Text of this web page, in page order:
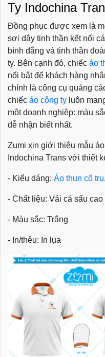
Ty Indochina
Đồng phục được xem là
sợi dây tinh thần kết nối
bình đẳng và tinh thần
ty. Bên cạnh đó, chiếc áo
nổi bật để khách hàng
chính là công cụ quảng
chiếc áo công ty luôn
một doanh nghiệp: màu
dễ nhận biết nhất.
Zumi xin giới thiệu mẫu
Indochina Trans với thiết
- Kiểu dáng: Áo thun cổ trụ
- Chất liệu: Vải cá sấu cao
- Màu sắc: Trắng
- In/thêu: In lụa